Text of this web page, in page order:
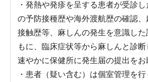
・発熱や発疹を呈する患者が受診
の予防接種歴や海外渡航歴の確認
接触歴等、麻しんの発生を意識した
もに、臨床症状等から麻しんと診断
速やかに保健所に発生届の提出をお
・患者（疑い含む）は個室管理を